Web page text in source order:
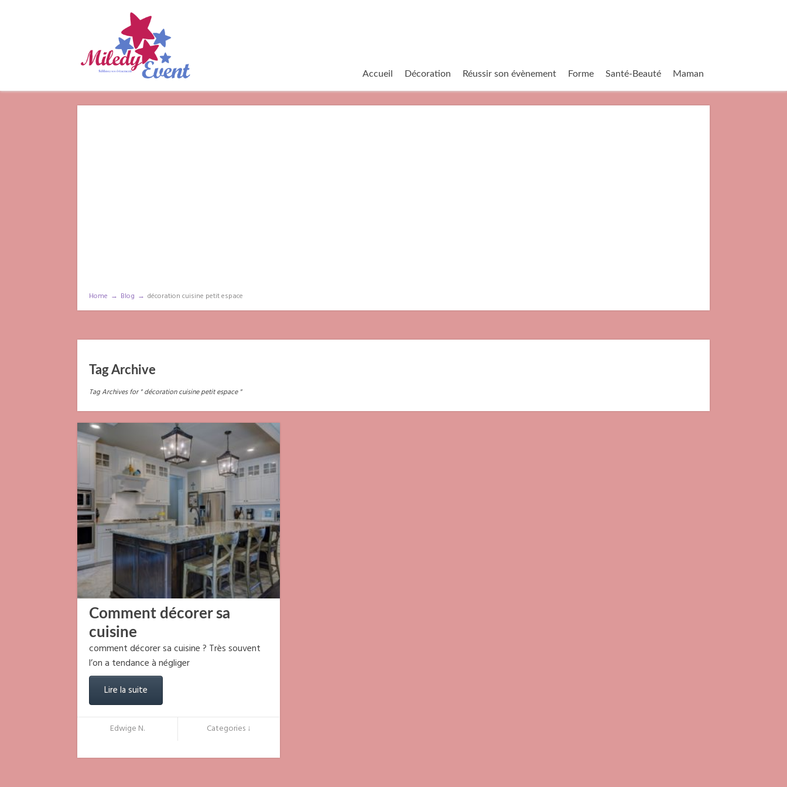
Accueil Décoration Réussir son évènement Forme Santé-Beauté Maman
Home → Blog → décoration cuisine petit espace
Tag Archive
Tag Archives for " décoration cuisine petit espace "
Comment décorer sa
cuisine
comment décorer sa cuisine ? Très souvent
l’on a tendance à négliger
Lire la suite
Edwige N. Categories ↓